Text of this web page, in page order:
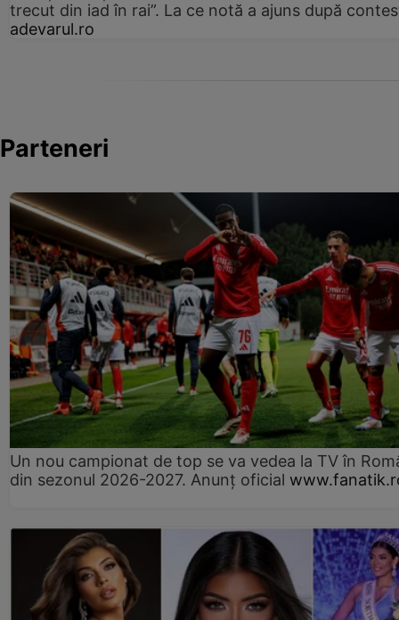
trecut din iad în rai”. La ce notă a ajuns după
adevarul.ro
Parteneri
Un nou campionat de top se va vedea la TV în
din sezonul 2026-2027. Anunț oficial